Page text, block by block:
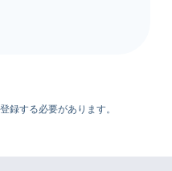
録する必要があります。